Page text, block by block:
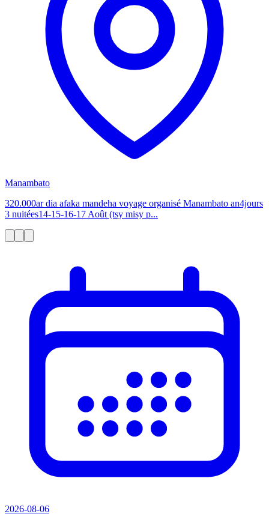
Manambato
320.000ar dia afaka mandeha voyage organisé Manambato an4jours
3 nuitées14-15-16-17 Août (tsy misy p...
2026-08-06